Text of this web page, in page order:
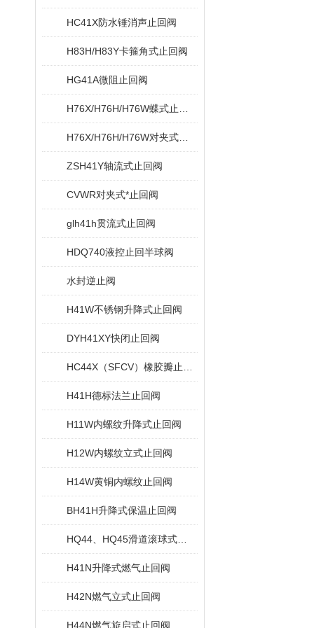
HC41X防水锤消声止回阀
H83H/H83Y卡箍角式止回阀
HG41A微阻止回阀
ZSH41Y轴流式止回阀
CVWR对夹式*止回阀
glh41h贯流式止回阀
HDQ740液控止回半球阀
水封逆止阀
H41W不锈钢升降式止回阀
DYH41XY快闭止回阀
H41H德标法兰止回阀
H11W内螺纹升降式止回阀
H12W内螺纹立式止回阀
H14W黄铜内螺纹止回阀
BH41H升降式保温止回阀
H41N升降式燃气止回阀
H42N燃气立式止回阀
H44N燃气旋启式止回阀